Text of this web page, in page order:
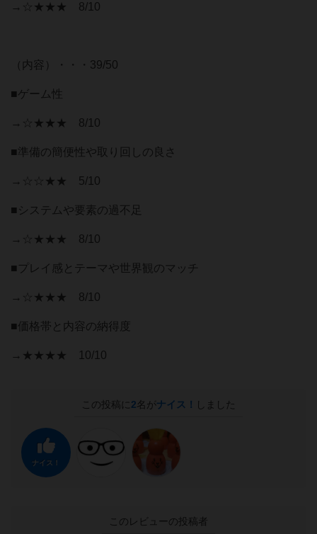
→☆★★★ 8/10
（内容）・・・39/50
■ゲーム性
→☆★★★ 8/10
■準備の簡便性や取り回しの良さ
→☆☆★★ 5/10
■システムや要素の過不足
→☆★★★ 8/10
■プレイ感とテーマや世界観のマッチ
→☆★★★ 8/10
■価格帯と内容の納得度
→★★★★ 10/10
この投稿に 2名がナイス！ しました
ナイス！
このレビューの投稿者